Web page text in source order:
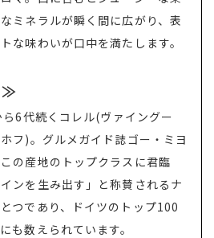
ミネラルが瞬く間に広がり、表
な味わいが口中を満たします。
≫
6代続くコレル(ヴァイングー
フ)。グルメガイド誌ゴー・ミヨ
の産地のトップクラスに君臨
ンを生み出す」と称賛されるナ
つであり、ドイツのトップ100
も数えられています。